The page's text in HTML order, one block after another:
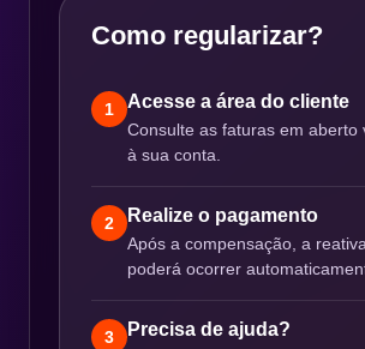
Como regularizar?
1 Acesse a área do cliente
Consulte as faturas em aberto
à sua conta.
2 Realize o pagamento
Após a compensação, a
poderá ocorrer
3 Precisa de ajuda?